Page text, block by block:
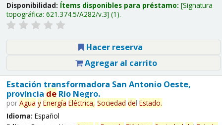
Disponibilidad: Ítems disponibles para préstamo: Signatura
topográfica: 621.374.5/A282/v.3 (1).
Hacer reserva
Agregar al carrito
Estación transformadora San Antonio Oeste,
provincia deRío Negro.
por Agua y Energía Eléctrica, Sociedad del Estado.
Idioma: Español